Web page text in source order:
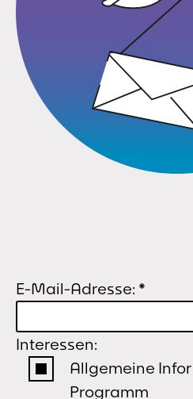
E-Mail-Adresse: *
Interessen:
Allgemeine
Programm